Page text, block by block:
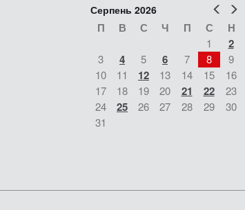
Попер
Серпень 2026
П В С Ч П С Н
1 2
3 4 5 6 7 8
9
10
11 12 13 14 15
16
17
18 19 20 21 22
23
24
25 26 27 28 29
30
31